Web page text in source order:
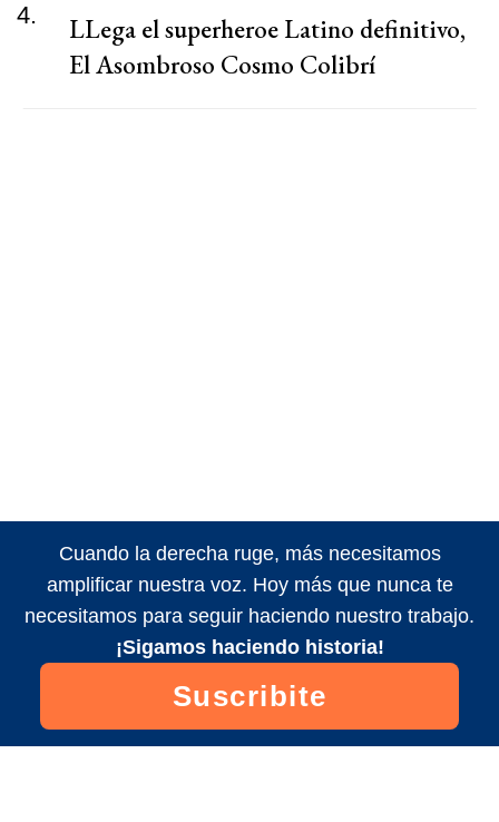
4.
LLega el superheroe Latino definitivo,
El Asombroso Cosmo Colibrí
Cuando la derecha ruge, más necesitamos
amplificar nuestra voz. Hoy más que nunca te
necesitamos para seguir haciendo nuestro trabajo.
¡Sigamos haciendo historia!
Suscribite